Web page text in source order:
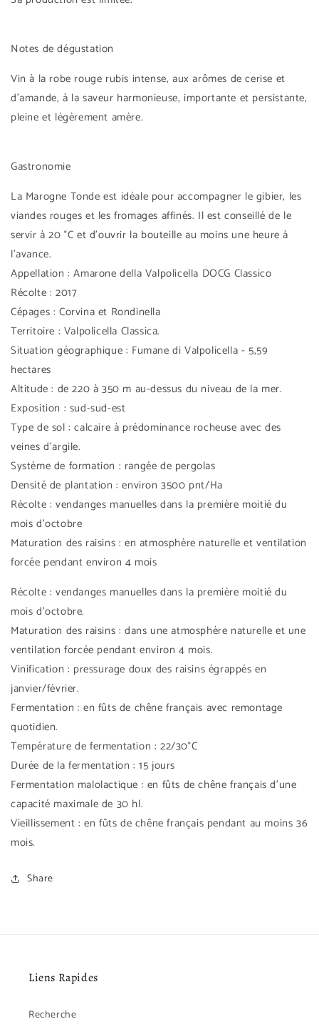
Notes de dégustation
Vin à la robe rouge rubis intense, aux arômes de cerise et
d'amande, à la saveur harmonieuse, importante et persistante,
pleine et légèrement amère.
Gastronomie
La Marogne Tonde est idéale pour accompagner le gibier, les
viandes rouges et les fromages affinés. Il est conseillé de le
servir à 20 °C et d'ouvrir la bouteille au moins une heure à
l'avance.
Appellation : Amarone della Valpolicella DOCG Classico
Récolte : 2017
Cépages : Corvina et Rondinella
Territoire : Valpolicella Classica.
Situation géographique : Fumane di Valpolicella - 5,59
hectares
Altitude : de 220 à 350 m au-dessus du niveau de la mer.
Exposition : sud-sud-est
Type de sol : calcaire à prédominance rocheuse avec des
veines d'argile.
Système de formation : rangée de pergolas
Densité de plantation : environ 3500 pnt/Ha
Récolte : vendanges manuelles dans la première moitié du
mois d'octobre
Maturation des raisins : en atmosphère naturelle et ventilation
forcée pendant environ 4 mois
Récolte : vendanges manuelles dans la première moitié du
mois d'octobre.
Maturation des raisins : dans une atmosphère naturelle et une
ventilation forcée pendant environ 4 mois.
Vinification : pressurage doux des raisins égrappés en
janvier/février.
Fermentation : en fûts de chêne français avec remontage
quotidien.
Température de fermentation : 22/30°C
Durée de la fermentation : 15 jours
Fermentation malolactique : en fûts de chêne français d'une
capacité maximale de 30 hl.
Vieillissement : en fûts de chêne français pendant au moins 36
mois.
Share
Liens Rapides
Recherche